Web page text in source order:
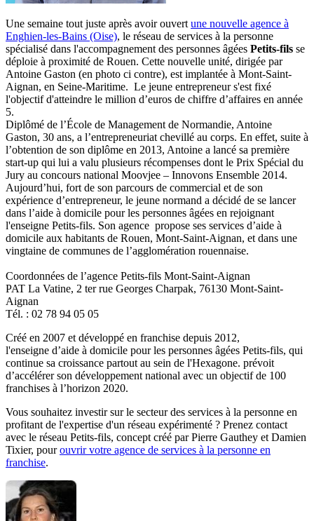
Une semaine tout juste après avoir ouvertune nouvelle agence à
Enghien-les-Bains (Oise), le réseau de services à la personne
spécialisé dans l'accompagnement des personnes âgées Petits-fils se
déploie à proximité de Rouen. Cette nouvelle unité, dirigée par
Antoine Gaston (en photo ci contre), est implantée à Mont-Saint-
Aignan, en Seine-Maritime. Le jeune entrepreneur s'est fixé
l'objectif d'atteindre le million d’euros de chiffre d’affaires en année
5.
Diplômé de l’École de Management de Normandie, Antoine
Gaston, 30 ans, a l’entrepreneuriat chevillé au corps. En effet, suite à
l’obtention de son diplôme en 2013, Antoine a lancé sa première
start-up qui lui a valu plusieurs récompenses dont le Prix Spécial du
Jury au concours national Moovjee – Innovons Ensemble 2014.
Aujourd’hui, fort de son parcours de commercial et de son
expérience d’entrepreneur, le jeune normand a décidé de se lancer
dans l’aide à domicile pour les personnes âgées en rejoignant
l'enseigne Petits-fils. Son agence propose ses services d’aide à
domicile aux habitants de Rouen, Mont-Saint-Aignan, et dans une
vingtaine de communes de l’agglomération rouennaise.
Coordonnées de l’agence Petits-fils Mont-Saint-Aignan
PAT La Vatine, 2 ter rue Georges Charpak, 76130 Mont-Saint-
Aignan
Tél. : 02 78 94 05 05
Créé en 2007 et développé en franchise depuis 2012,
l'enseigne d’aide à domicile pour les personnes âgées Petits-fils, qui
continue sa croissance partout au sein de l'Hexagone. prévoit
d’accélérer son développement national avec un objectif de 100
franchises à l’horizon 2020.
Vous souhaitez investir sur le secteur des services à la personne en
profitant de l'expertise d'un réseau expérimenté ? Prenez contact
avec le réseau Petits-fils, concept créé par Pierre Gauthey et Damien
Tixier, pourouvrir votre agence de services à la personne en
franchise.